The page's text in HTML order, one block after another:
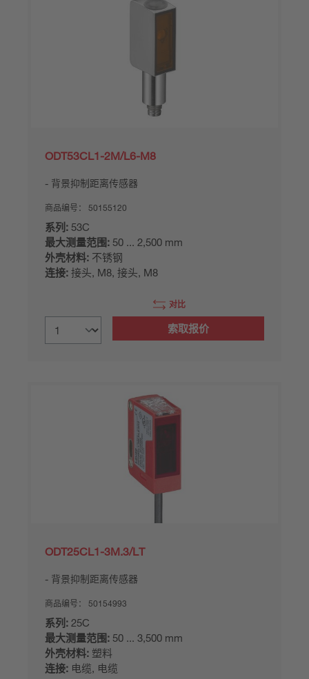
ODT53CL1-2M/L6-M8
背景抑制距离传感器
商品编号： 50155120
系列: 53C
最大测量范围: 50 ... 2,500 mm
外壳材料: 不锈钢
连接: 接头, M8, 接头, M8
对比
索取报价
ODT25CL1-3M.3/LT
背景抑制距离传感器
商品编号： 50154993
系列: 25C
最大测量范围: 50 ... 3,500 mm
外壳材料: 塑料
连接: 电缆, 电缆